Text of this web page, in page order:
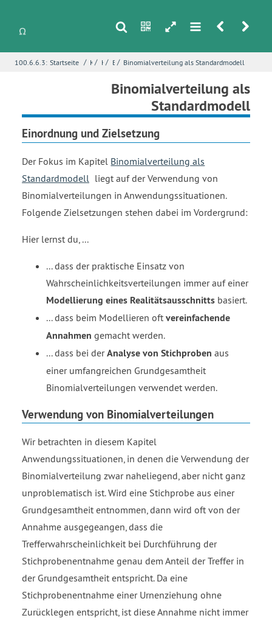
s n h m r u
100.6.6.3: Startseite / Konzeption der Kapitel
/ Konzeption des Stochastikkapitels
/ Binomialverteilung
/ Binomialverteilung als Standardmodell
Binomialverteilung als
Standardmodell
Einordnung und Zielsetzung
Der Fokus im Kapitel Binomialverteilung als
Standardmodell liegt auf der Verwendung von
Binomialverteilungen in Anwendungssituationen.
Folgende Zielsetzungen stehen dabei im Vordergrund:
Hier lernst du, ...
... dass der praktische Einsatz von
Wahrscheinlichkeitsverteilungen immer auf einer
Modellierung eines Realitätsausschnitts basiert.
... dass beim Modellieren oft vereinfachende
Annahmen gemacht werden.
... dass bei derAnalyse von Stichproben aus
einer umfangreichen Grundgesamtheit
Binomialverteilungen verwendet werden.
Verwendung von Binomialverteilungen
Wir betrachten in diesem Kapitel
Anwendungssituationen, in denen die Verwendung der
Binomialverteilung zwar naheliegend, aber nicht ganz
unproblematisch ist. Wird eine Stichprobe aus einer
Grundgesamtheit entnommen, dann wird oft von der
Annahme ausgegeangen, dass die
Trefferwahrscheinlichkeit bei Durchführung der
Stichprobenentnahme genau dem Anteil der Treffer in
der Grundgesamtheit entspricht. Da eine
Stichprobenentnahme einer Urnenziehung ohne
Zurücklegen entspricht, ist diese Annahme nicht immer
E-Mail*
Seite*